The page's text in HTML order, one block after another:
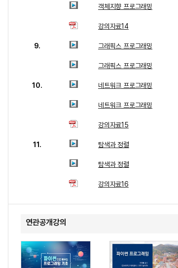
객체지향 프로그래밍
강의자료14
9. 그래픽스 프로그래밍
그래픽스 프로그래밍
10. 네트워크 프로그래밍
네트워크 프로그래밍
강의자료15
11. 탐색과 정렬
탐색과 정렬
강의자료16
연관공개강의